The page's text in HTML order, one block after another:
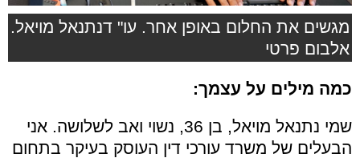
מגשים את החלום באופן אחר. עו" דנתנאל מויאל.
אלבום פרטי
כמה מילים על עצמך:
שמי נתנאל מויאל, בן 36, נשוי ואב לשלושה. אני
הבעלים של משרד עורכי דין העוסק בעיקר בתחום